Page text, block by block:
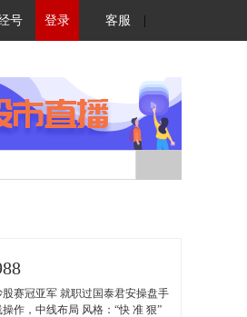
号 登录 客服
赛冠亚军 就职过国泰君安操盘手
作，中线布局 风格：“快 准 狠”